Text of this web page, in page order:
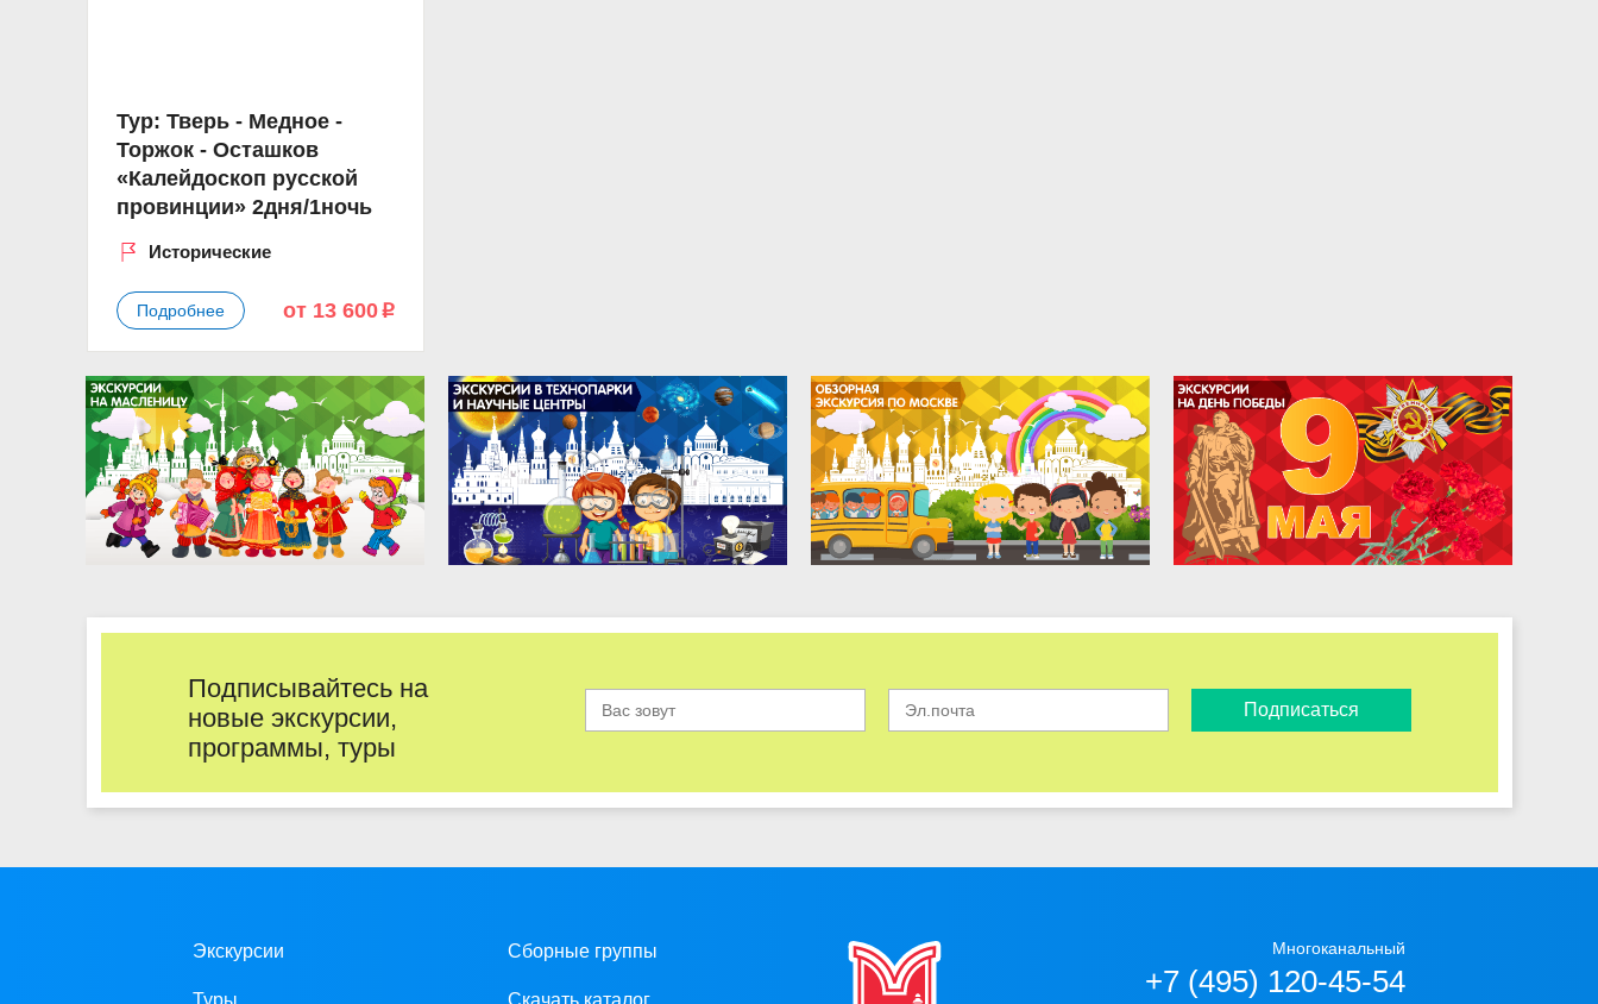
Тур: Тверь - Медное -
Торжок - Осташков
«Калейдоскоп русской
провинции» 2дня/1ночь
Исторические
Подробнее от 13 600 p
Подписывайтесь на
новые экскурсии,
программы, туры
Подписаться
Экскурсии
Туры
Сборные группы
Скачать каталог
Многоканальный
+7 (495) 120-45-54